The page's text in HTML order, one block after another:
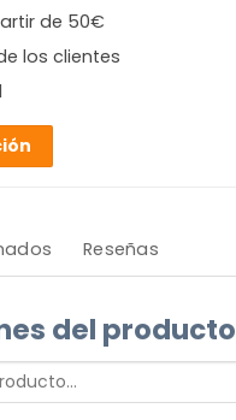
de 50€
los clientes
Reseñas
del producto